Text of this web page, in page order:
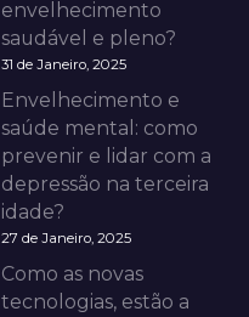
envelhecimento
saudável e pleno?
31 de Janeiro, 2025
Envelhecimento e
saúde mental: como
prevenir e lidar com a
depressão na terceira
idade?
27 de Janeiro, 2025
Como as novas
tecnologias, estão a